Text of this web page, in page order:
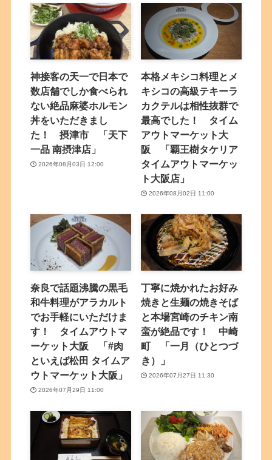
神接客の天一で日本で
数店舗でしか食べられ
ない絶品麻婆ホルモン
丼をいただきまし
た！ 摂津市 「天下
一品 南摂津店」
2026年08月03日 12:00
本格メキシコ料理とメ
キシコの高級テキーラ
カクテルは相性抜群で
最高でした！ タイム
アウトマーケット大
阪 「覇王樹タケリア
タイムアウトマーケッ
ト大阪店」
2026年08月02日 11:00
奈良で話題沸騰の黒毛
和牛料理がアラカルト
でお手軽にいただけま
す！ タイムアウトマ
ーケット大阪 「#肉
といえば松田 タイムア
ウトマーケット大阪」
2026年07月29日 11:00
丁寧に焼かれたお好み
焼きと生麺の焼きそば
と本場宮崎のチキン南
蛮が絶品です！ 中崎
町 「一月（ひとつづ
き）」
2026年07月27日 11:30